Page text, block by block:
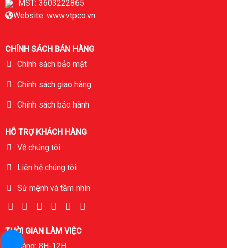
MST: 3603222865
Website: www.vtpco.vn
CHÍNH SÁCH BÁN HÀNG
Chính sách bảo mật
Chính sách giao hàng
Chính sách bảo hành
HỖ TRỢ KHÁCH HÀNG
Về chúng tôi
Liên hệ chúng tôi
Sứ mệnh và tầm nhìn
THỜI GIAN LÀM VIỆC